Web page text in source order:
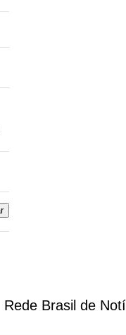
Rede Brasil de